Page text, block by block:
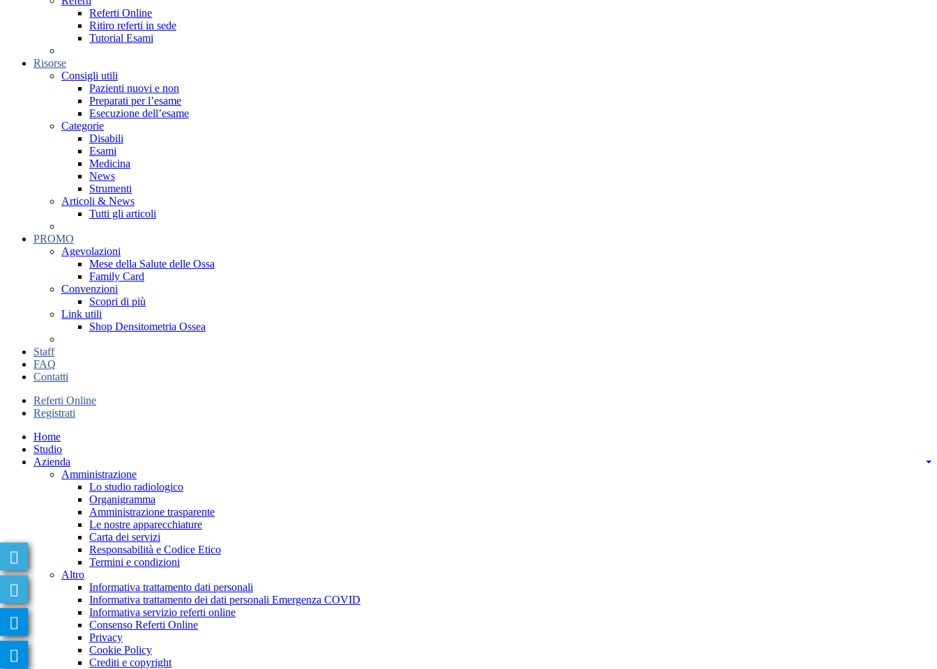
Referti Online
Ritiro referti in sede
Tutorial Esami
Risorse
Consigli utili
Pazienti nuovi e non
Preparati per l’esame
Esecuzione dell’esame
Categorie
Disabili
Esami
Medicina
News
Strumenti
Articoli & News
Tutti gli articoli
PROMO
Agevolazioni
Mese della Salute delle Ossa
Family Card
Convenzioni
Scopri di più
Link utili
Shop Densitometria Ossea
Staff
FAQ
Contatti
Referti Online
Registrati
Home
Studio
Azienda
Amministrazione
Lo studio radiologico
Organigramma
Amministrazione trasparente
Le nostre apparecchiature
Carta dei servizi
Responsabilità e Codice Etico
Termini e condizioni
Altro
Informativa trattamento dati personali
Informativa trattamento dei dati personali Emergenza COVID
Informativa servizio referti online
Consenso Referti Online
Privacy
Cookie Policy
Crediti e copyright